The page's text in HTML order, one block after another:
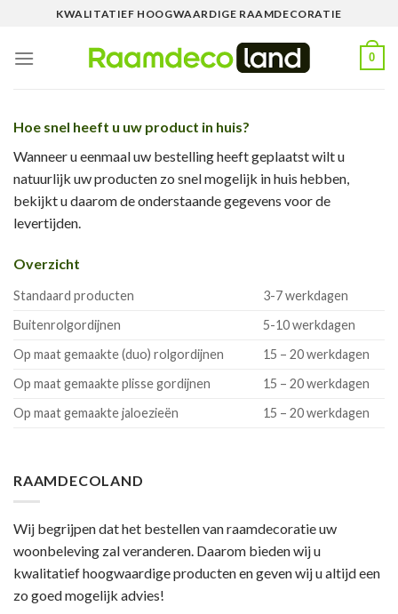
content
KWALITATIEF HOOGWAARDIGE RAAMDECORATIE
0
Hoe snel heeft u uw product in huis?
Wanneer u eenmaal uw bestelling heeft geplaatst wilt u
natuurlijk uw producten zo snel mogelijk in huis hebben,
bekijkt u daarom de onderstaande gegevens voor de
levertijden.
Overzicht
Standaard producten
3-7 werkdagen
Buitenrolgordijnen
5-10 werkdagen
Op maat gemaakte (duo) rolgordijnen
15 – 20 werkdagen
Op maat gemaakte plisse gordijnen
15 – 20 werkdagen
Op maat gemaakte jaloezieën
15 – 20 werkdagen
RAAMDECOLAND
Wij begrijpen dat het bestellen van raamdecoratie uw
woonbeleving zal veranderen. Daarom bieden wij u
kwalitatief hoogwaardige producten en geven wij u altijd een
zo goed mogelijk advies!